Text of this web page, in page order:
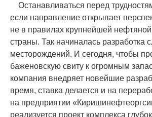
Останавливаться перед
если направление открывает
не в правилах крупнейшей
страны. Так начиналась разработка
месторождений. И сегодня, чтобы
баженовскую свиту к огромным
компания внедряет новейшие
время, ставка делается и на
на предприятии «
реализуется проект комплекса